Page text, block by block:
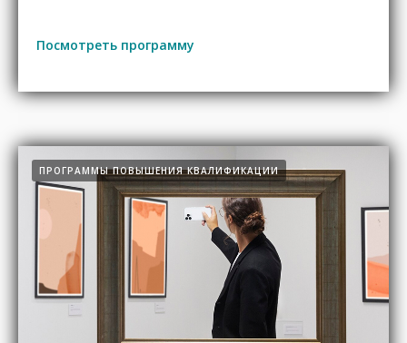
Посмотреть программу
ПРОГРАММЫ ПОВЫШЕНИЯ КВАЛИФИКАЦИИ